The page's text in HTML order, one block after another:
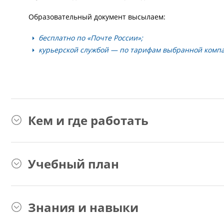
Образовательный документ высылаем:
бесплатно по «Почте России»;
курьерской службой — по тарифам выбранной
Кем и где работать
Учебный план
Знания и навыки